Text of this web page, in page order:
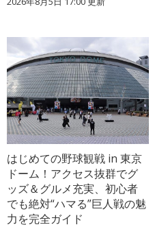
はじめての野球観戦 in 東京
ドーム！アクセス抜群でグ
ッズ＆グルメ充実、初心者
でも絶対“ハマる”巨人戦の魅
力を完全ガイド